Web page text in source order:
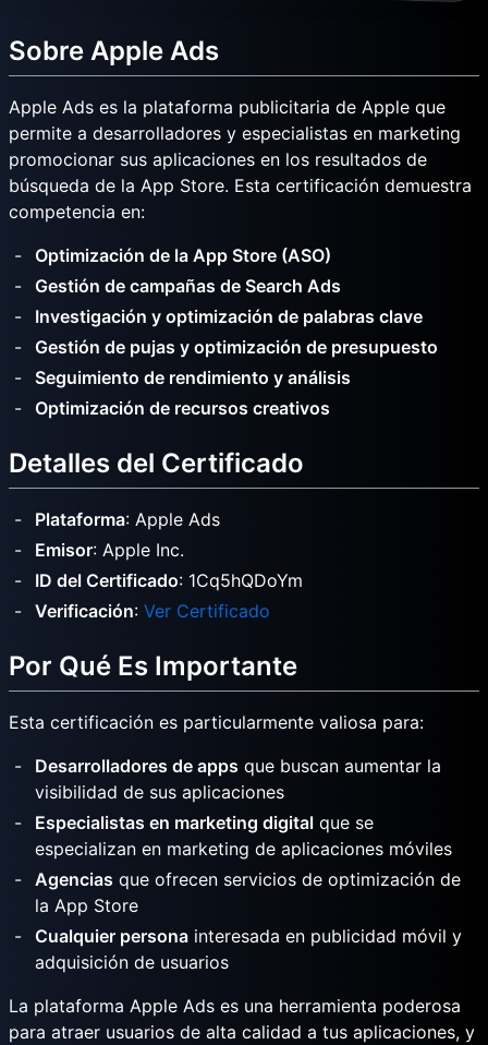
Sobre Apple Ads
Apple Ads es la plataforma publicitaria de Apple que
permite a desarrolladores y especialistas en marketing
promocionar sus aplicaciones en los resultados de
búsqueda de la App Store. Esta certificación demuestra
competencia en:
Optimización de la App Store (ASO)
Gestión de campañas de Search Ads
Investigación y optimización de palabras clave
Gestión de pujas y optimización de presupuesto
Seguimiento de rendimiento y análisis
Optimización de recursos creativos
Detalles del Certificado
Plataforma: Apple Ads
Emisor: Apple Inc.
ID del Certificado: 1Cq5hQDoYm
Verificación: Ver Certificado
Por Qué Es Importante
Esta certificación es particularmente valiosa para:
Desarrolladores de apps que buscan aumentar la
visibilidad de sus aplicaciones
Especialistas en marketing digital que se
especializan en marketing de aplicaciones móviles
Agencias que ofrecen servicios de optimización de
la App Store
Cualquier persona interesada en publicidad móvil y
adquisición de usuarios
La plataforma Apple Ads es una herramienta poderosa
para atraer usuarios de alta calidad a tus aplicaciones, y